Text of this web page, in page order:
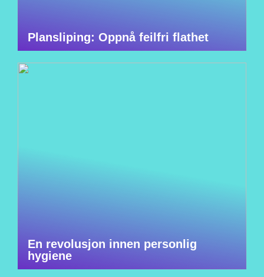
Plansliping: Oppnå feilfri flathet
En revolusjon innen personlig
hygiene